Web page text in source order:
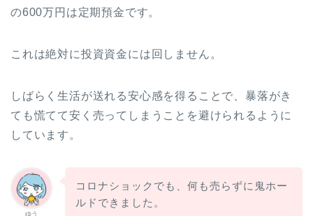
の600万円は定期預金です。
これは絶対に投資資金には回しません。
しばらく生活が送れる安心感を得ることで、暴落がき
ても慌てて安く売ってしまうことを避けられるように
しています。
ゆう
コロナショックでも、何も売らずに鬼ホー
ルドできました。